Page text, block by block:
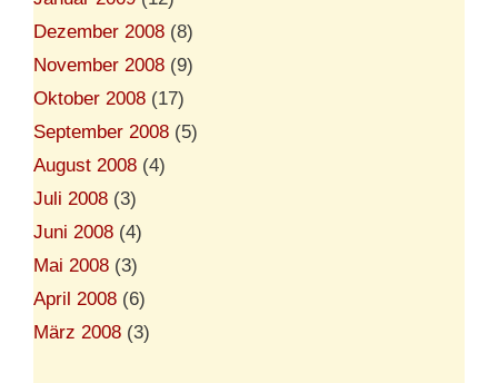
Dezember 2008 (8)
November 2008 (9)
Oktober 2008 (17)
September 2008 (5)
August 2008 (4)
Juli 2008 (3)
Juni 2008 (4)
Mai 2008 (3)
April 2008 (6)
März 2008 (3)